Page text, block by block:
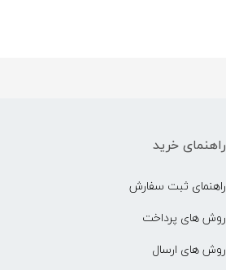
راهنمای خرید
راهنمای ثبت سفارش
روش های پرداخت
روش های ارسال